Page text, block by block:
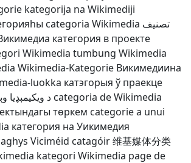
kategorija na Wikimediji
categoria Wikimedia تصنيف
категория в проекте
Wikimedia tumbung Wikimedia
Wikimedia-Kategorie Викимедиина
luokka катэгорыя ў праекце
د ويکيمېډيا categoria de Wikimedia
төркем categorie a unui
категория на Уикимедия
Viciméid catagóir维基媒体分类
kategori Wikimedia page de